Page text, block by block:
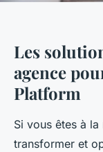
Les
agence
Platform
Si vous êtes à
transformer et